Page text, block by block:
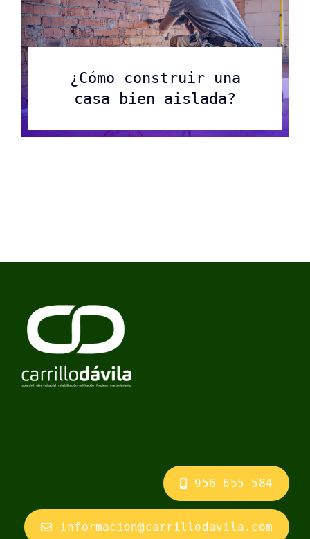
¿Cómo construir una
casa bien aislada?
956 655 584
informacion@carrillodavila.com